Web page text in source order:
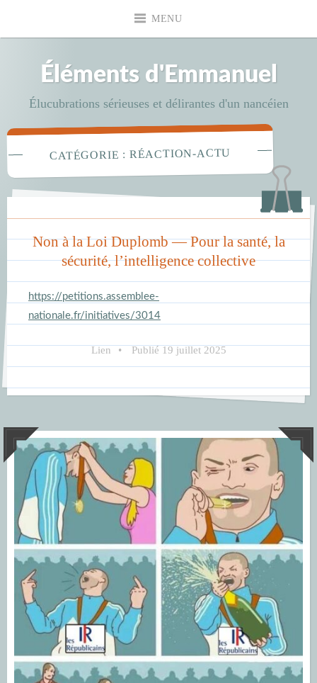
MENU
Éléments d'Emmanuel
Élucubrations sérieuses et délirantes d'un nancéien
CATÉGORIE : RÉACTION-ACTU
Non à la Loi Duplomb — Pour la santé, la
sécurité, l’intelligence collective
https://petitions.assemblee-
nationale.fr/initiatives/3014
Lien • Publié 19 juillet 2025